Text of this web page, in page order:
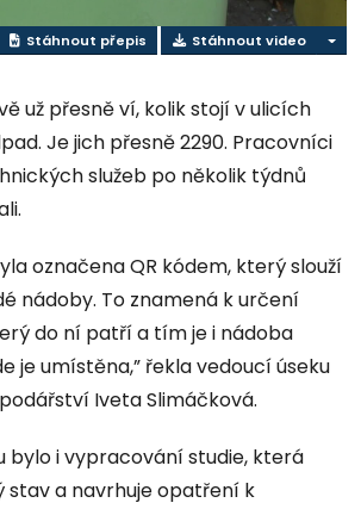
Stáhnout přepis Stáhnout video
už přesně ví, kolik stojí v ulicích
Je jich přesně 2290. Pracovníci
služeb po několik týdnů
označena QR kódem, který slouží
nádoby. To znamená k určení
do ní patří a tím je i nádoba
je umístěna,” řekla vedoucí úseku
Iveta Slimáčková.
bylo i vypracování studie, která
stav a navrhuje opatření k